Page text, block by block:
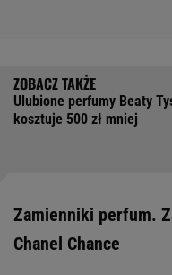
Ulubione perfumy Beaty
kosztuje 500 zł mniej
Zamienniki perfum.
Chanel Chance